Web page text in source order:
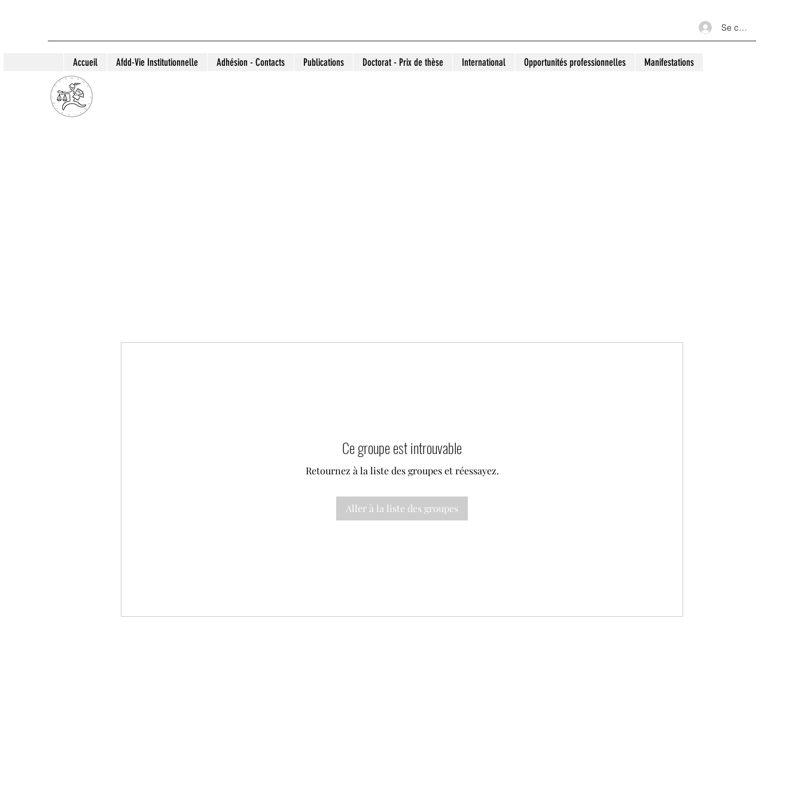
Se connecter
Accueil Afdd-Vie Institutionnelle Adhésion - Contacts Publications Doctorat - Prix de thèse International Opportunités professionnelles Manifestations
Ce groupe est introuvable
Retournez à la liste des groupes et réessayez.
Aller à la liste des groupes